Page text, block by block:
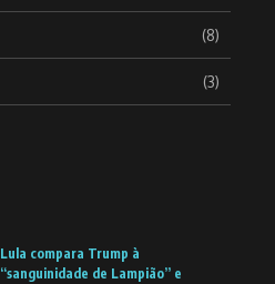
(8)
(3)
Lula compara Trump à
“sanguinidade de Lampião” e